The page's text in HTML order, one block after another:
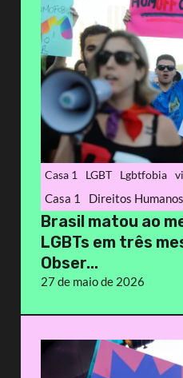
Casa 1 LGBT Lgbtfobia
Casa 1 Direitos Humanos
Brasil matou ao
LGBTs em três
Obser...
27 de maio de 2026